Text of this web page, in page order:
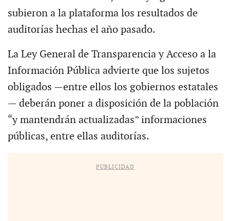
subieron a la plataforma los resultados de
auditorías hechas el año pasado.
La Ley General de Transparencia y Acceso a la
Información Pública advierte que los sujetos
obligados —entre ellos los gobiernos estatales
— deberán poner a disposición de la población
“y mantendrán actualizadas” informaciones
públicas, entre ellas auditorías.
PUBLICIDAD